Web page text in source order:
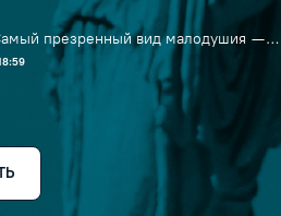
презренный вид малодушия —
жалость к самому себе» / Марк
суицид или стоицизм?